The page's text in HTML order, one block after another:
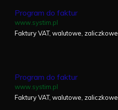
Program do faktur
www.systim.pl
Faktury VAT, walutowe, zaliczkowe
Program do faktur
www.systim.pl
Faktury VAT, walutowe, zaliczkowe